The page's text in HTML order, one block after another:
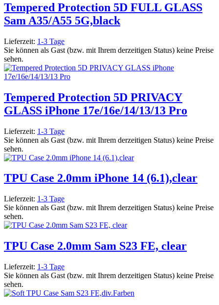
Tempered Protection 5D FULL GLASS
Sam A35/A55 5G,black
Lieferzeit: 1-3 Tage
Sie können als Gast (bzw. mit Ihrem derzeitigen Status) keine Preise
sehen.
Tempered Protection 5D PRIVACY
GLASS iPhone 17e/16e/14/13/13 Pro
Lieferzeit: 1-3 Tage
Sie können als Gast (bzw. mit Ihrem derzeitigen Status) keine Preise
sehen.
TPU Case 2.0mm iPhone 14 (6.1),clear
Lieferzeit: 1-3 Tage
Sie können als Gast (bzw. mit Ihrem derzeitigen Status) keine Preise
sehen.
TPU Case 2.0mm Sam S23 FE, clear
Lieferzeit: 1-3 Tage
Sie können als Gast (bzw. mit Ihrem derzeitigen Status) keine Preise
sehen.